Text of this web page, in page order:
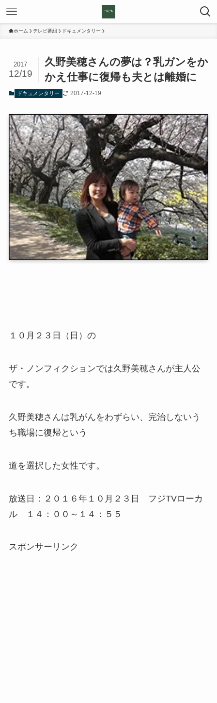
ホーム テレビ番組 ドキュメンタリー
久野美穂さんの夢は？乳ガンをか
かえ仕事に復帰も夫とは離婚に
2017
12/19
ドキュメンタリー 2017-12-19
１０月２３日（日）の
ザ・ノンフィクションでは久野美穂さんが主人公
です。
久野美穂さんは乳がんをわずらい、完治しないう
ち職場に復帰という
道を選択した女性です。
放送日：２０１６年１０月２３日 フジTVローカ
ル １４：００～１４：５５
スポンサーリンク